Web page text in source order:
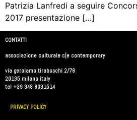
Patrizia Lanfredi a seguire
2017 presentazione […]
CONTATTI
associazione culturale c|e contemporary
via gerolamo tiraboschi 2/76
20135 milano italy
tel +39 348 9031514
PRIVACY POLICY